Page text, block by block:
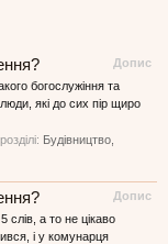
Допис
богослужіння та
які до сих пір щиро
Будівництво,
Допис
слів, а то не цікаво
і у комунарця